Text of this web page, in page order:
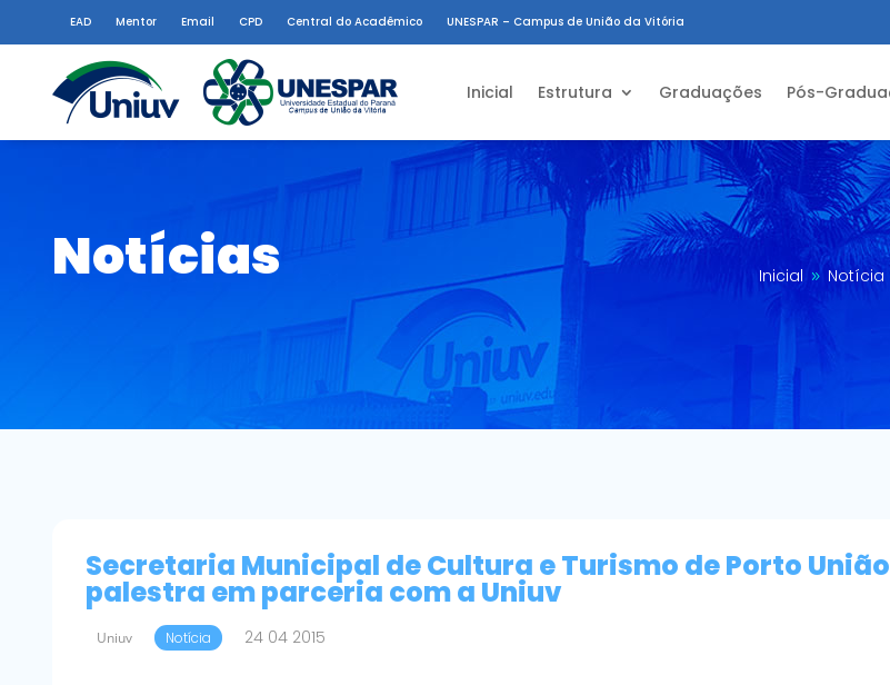
EAD Mentor Email CPD Central do Acadêmico UNESPAR – Campus de União da Vitória
Inicial Estrutura Graduações Pós-
Notícias Inicial 9 Notícia
Secretaria Municipal de Cultura e Turismo de Porto
palestra em parceria com a Uniuv
Uniuv Notícia 24 04 2015